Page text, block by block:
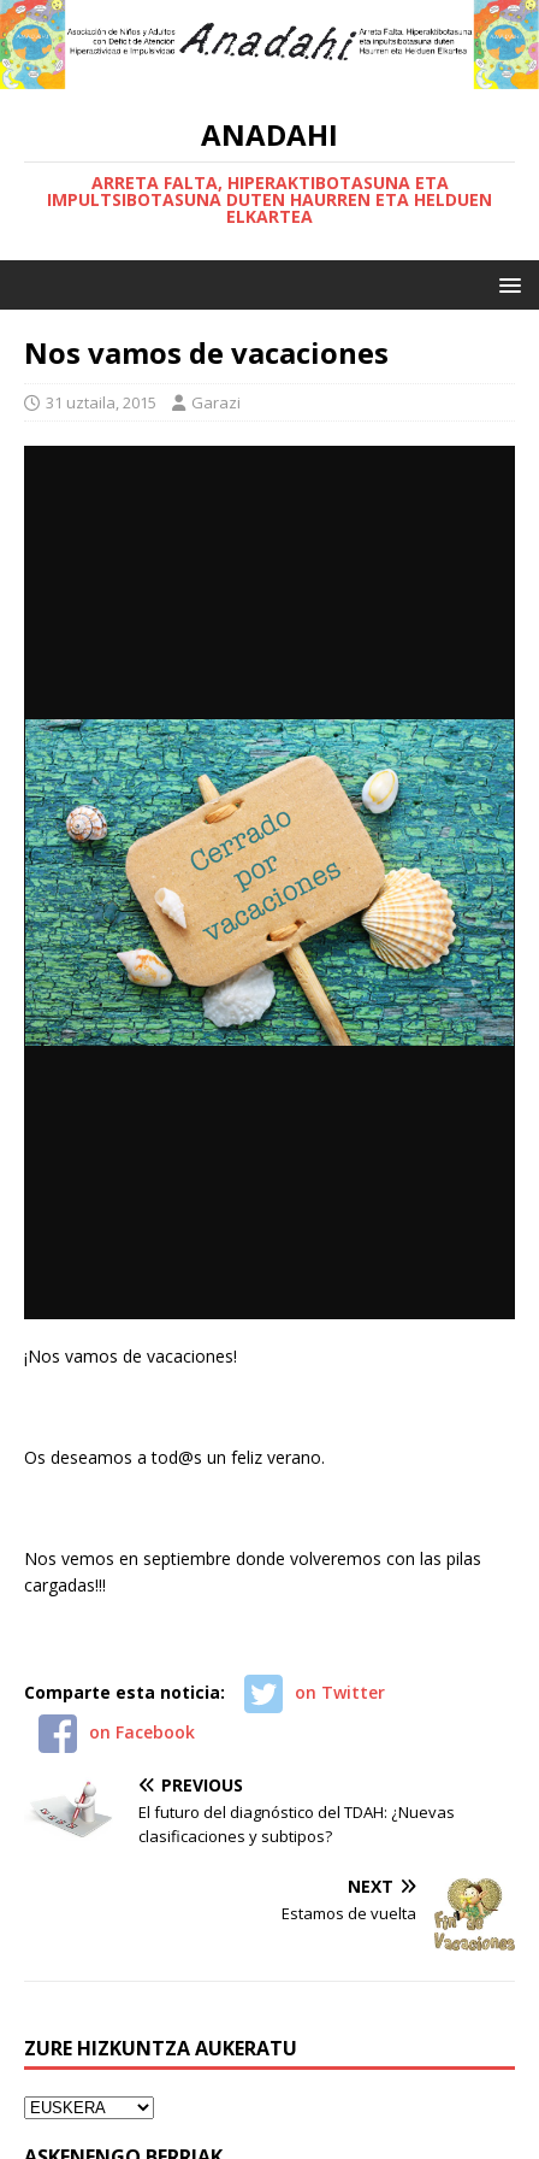
ANADAHI
ARRETA FALTA, HIPERAKTIBOTASUNA ETA
IMPULTSIBOTASUNA DUTEN HAURREN ETA HELDUEN
ELKARTEA
Nos vamos de vacaciones
31 uztaila, 2015 Garazi
¡Nos vamos de vacaciones!
Os deseamos a tod@s un feliz verano.
Nos vemos en septiembre donde volveremos con las pilas
cargadas!!!
Comparte esta noticia:
on Twitter
on Facebook
PREVIOUS
El futuro del diagnóstico del TDAH: ¿Nuevas
clasificaciones y subtipos?
NEXT
Estamos de vuelta
ZURE HIZKUNTZA AUKERATU